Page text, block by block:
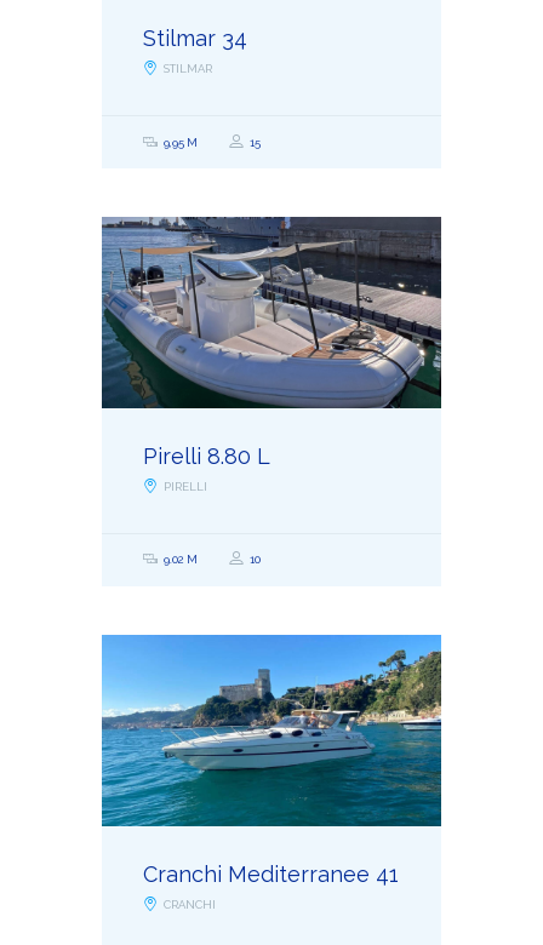
Stilmar 34
STILMAR
9,95 M 15
Pirelli 8.80 L
PIRELLI
9.02 M 10
Cranchi Mediterranee 41
CRANCHI